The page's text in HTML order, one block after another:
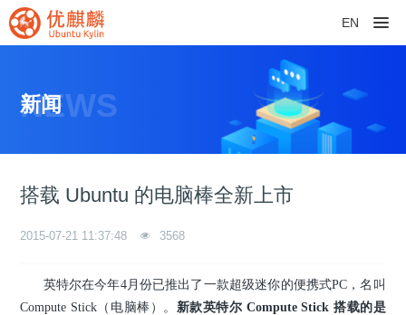
EN
NEWS
新闻
搭载 Ubuntu 的电脑棒全新上市
2015-07-21 11:37:48 3568
英特尔在今年4月份已推出了一款超级迷你的便携式PC，名叫
Compute Stick（电脑棒）。 新款英特尔 Compute Stick 搭载的是